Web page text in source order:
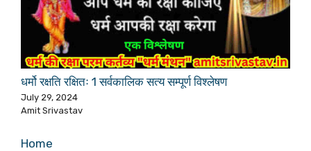
धर्मो रक्षति रक्षितः 1 सर्वकालिक सत्य सम्पूर्ण विश्लेषण
July 29, 2024
Amit Srivastav
Home